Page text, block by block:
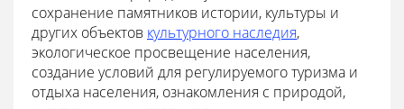
сохранение памятников истории, культуры и
других объектов культурного наследия,
экологическое просвещение населения,
создание условий для регулируемого туризма и
отдыха населения, ознакомления с природой,